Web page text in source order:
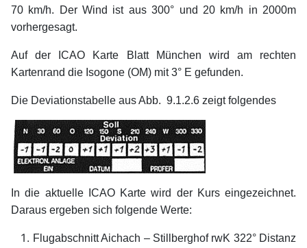
70 km/h. Der Wind ist aus 300° und 20 km/h in 2000m
vorhergesagt.
Auf der ICAO Karte Blatt München wird am rechten
Kartenrand die Isogone (OM) mit 3° E gefunden.
Die Deviationstabelle aus Abb. 9.1.2.6 zeigt folgendes
In die aktuelle ICAO Karte wird der Kurs eingezeichnet.
Daraus ergeben sich folgende Werte:
Flugabschnitt Aichach – Stillberghof rwK 322° Distanz